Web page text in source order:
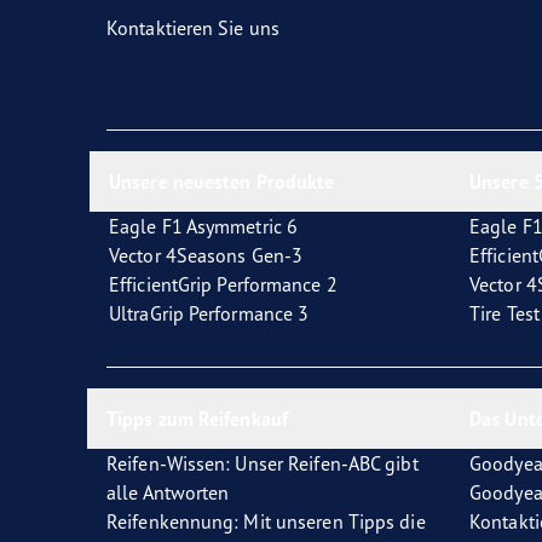
Kontaktieren Sie uns
Eagle F1 Asymmetric 6
Vector 4Seasons Gen-3
EfficientGrip Performance 2
UltraGrip Performance 3
Eagle
Vector
Tire
Reifen-Wissen: Unser Reifen-ABC gibt
alle Antworten
Reifenkennung: Mit unseren Tipps die